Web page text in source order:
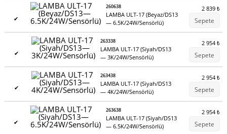
✔
260638
LAMBA ULT-17 (Beyaz/DS13
— 6.5K/24W/Sensörlü)
2 839₺
Sepete
✔
263338
LAMBA ULT-17 (Siyah/DS13
— 3K/24W/Sensörlü)
2 954₺
Sepete
✔
263438
LAMBA ULT-17 (Siyah/DS13
— 4K/24W/Sensörlü)
2 954₺
Sepete
✔
263638
LAMBA ULT-17 (Siyah/DS13
— 6.5K/24W/Sensörlü)
2 954₺
Sepete